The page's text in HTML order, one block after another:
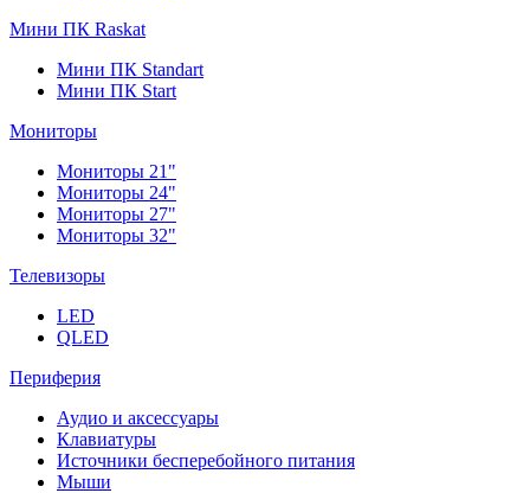
Мини ПК Raskat
Мини ПК Standart
Мини ПК Start
Мониторы
Мониторы 21"
Мониторы 24"
Мониторы 27"
Мониторы 32"
Телевизоры
LED
QLED
Периферия
Аудио и аксессуары
Клавиатуры
Источники бесперебойного питания
Мыши